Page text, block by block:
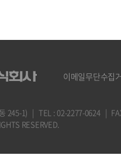
이메일무단수집
동 245-1) | TEL : 02-2277-0624
RESERVED.